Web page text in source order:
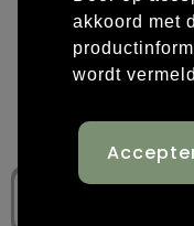
Papieren tassen
Promotietassen
Reistassen
Rugzakken
Sweaters
T-shirts
Vesten
Schoenen
akkoord met
wordt